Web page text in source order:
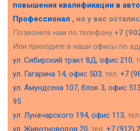
повышения квалификации в
Профессионал , но у вас
Позвоните нам по телефону +7
Или приходите в наши офисы по
ул. Сибирский тракт 8Д, офис 210,
ул. Гагарина 14, офис 503, тел. +7
ул. Амундсена 107, блок 3, офис 513
95
ул. Луначарского 194, офис 113, тел.
ул. Животноводов 20, тел. +7 (912)